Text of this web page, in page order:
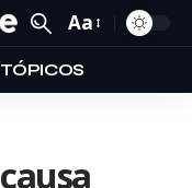
Aa
TÓPICOS